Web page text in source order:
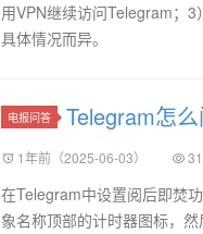
用VPN继续访问Telegram；
具体情况而异。
电报问答 Telegram怎么
1年前（2025-06-03）
在Telegram中设置阅后即焚
象名称顶部的计时器图标，